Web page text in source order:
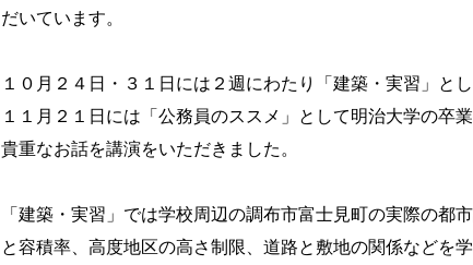
だいています。
１０月２４日・３１日には２週にわたり「建築・実習」と
１１月２１日には「公務員のススメ」として明治大学の卒業
貴重なお話を講演をいただきました。
「建築・実習」では学校周辺の調布市富士見町の実際の
と容積率、高度地区の高さ制限、道路と敷地の関係などを